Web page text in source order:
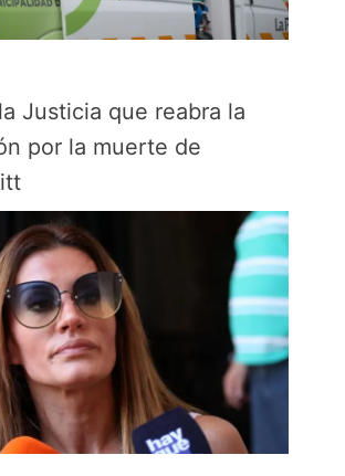
Justicia que reabra la
por la muerte de